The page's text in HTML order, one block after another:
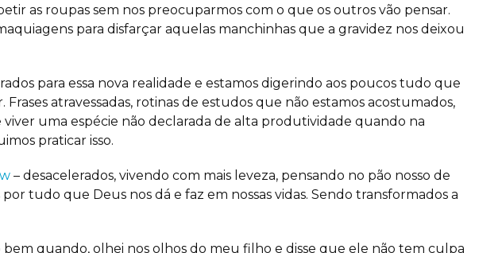
as roupas sem nos preocuparmos com o que os outros vão pensar.
para disfarçar aquelas manchinhas que a gravidez nos deixou
para essa nova realidade e estamos digerindo aos poucos tudo que
Frases atravessadas, rotinas de estudos que não estamos acostumados,
uma espécie não declarada de alta produtividade quando na
praticar isso.
– desacelerados, vivendo com mais leveza, pensando no pão nosso de
tudo que Deus nos dá e faz em nossas vidas. Sendo transformados a
bem quando, olhei nos olhos do meu filho e disse que ele não tem culpa